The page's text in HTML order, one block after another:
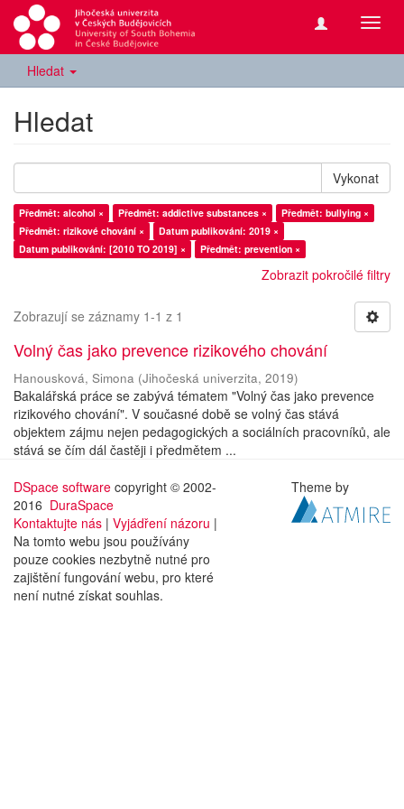
Hledat
Hledat
Vykonat
Předmět: alcohol × Předmět: addictive substances ×
Předmět: bullying ×
Předmět: rizikové chování ×
Datum publikování: 2019 ×
Datum publikování: [2010 TO 2019] ×
Předmět: prevention ×
Zobrazit pokročilé filtry
Zobrazují se záznamy 1-1 z 1
Volný čas jako prevence rizikového chování
Hanousková, Simona (Jihočeská univerzita, 2019)
Bakalářská práce se zabývá tématem "Volný čas jako prevence
rizikového chování". V současné době se volný čas stává
objektem zájmu nejen pedagogických a sociálních pracovníků, ale
stává se čím dál častěji i předmětem ...
DSpace software copyright © 2002-
2016 DuraSpace
Kontaktujte nás | Vyjádření názoru |
Na tomto webu jsou používány
pouze cookies nezbytně nutné pro
zajištění fungování webu, pro které
není nutné získat souhlas.
Theme by